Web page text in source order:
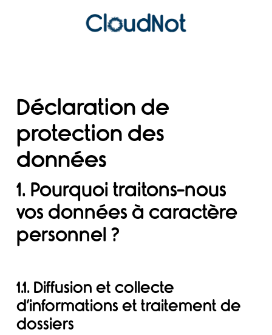
Déclaration de
protection des
données
1. Pourquoi traitons-nous
vos données à caractère
personnel ?
1.1. Diffusion et collecte
d’informations et traitement de
dossiers